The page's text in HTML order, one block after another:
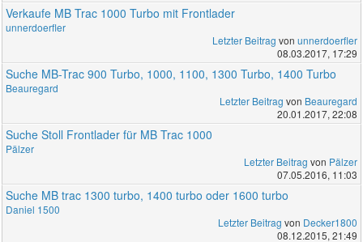
Verkaufe MB Trac 1000 Turbo mit Frontlader
unnerdoerfler
Letzter Beitrag von unnerdoerfler
08.03.2017, 17:29
Suche MB-Trac 900 Turbo, 1000, 1100, 1300 Turbo, 1400 Turbo
Beauregard
Letzter Beitrag von Beauregard
20.01.2017, 22:08
Suche Stoll Frontlader für MB Trac 1000
Pälzer
Letzter Beitrag von Pälzer
07.05.2016, 11:03
Suche MB trac 1300 turbo, 1400 turbo oder 1600 turbo
Daniel 1500
Letzter Beitrag von Decker1800
08.12.2015, 21:49